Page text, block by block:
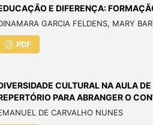
E DIFERENÇA:
GARCIA FELDENS, MARY
PDF
CULTURAL NA AULA
PARA ABRANGER O
DE CARVALHO NUNES